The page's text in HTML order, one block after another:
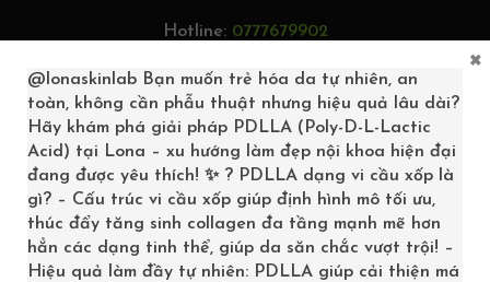
Hotline: 0777679902
0
@lonaskinlab Bạn muốn trẻ hóa da tự nhiên, an
toàn, không cần phẫu thuật nhưng hiệu quả lâu dài?
Hãy khám phá giải pháp PDLLA (Poly-D-L-Lactic
Acid) tại Lona – xu hướng làm đẹp nội khoa hiện đại
đang được yêu thích! ✨ ? PDLLA dạng vi cầu xốp là
gì? – Cấu trúc vi cầu xốp giúp định hình mô tối ưu,
thúc đẩy tăng sinh collagen đa tầng mạnh mẽ hơn
hẳn các dạng tinh thể, giúp da săn chắc vượt trội! –
Hiệu quả làm đầy tự nhiên: PDLLA giúp cải thiện má
×